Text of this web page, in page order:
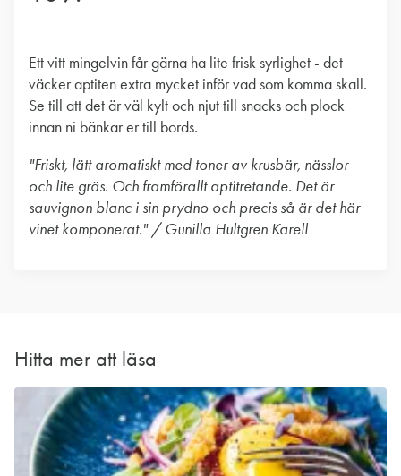
Ett vitt mingelvin får gärna ha lite frisk syrlighet - det
väcker aptiten extra mycket inför vad som komma skall.
Se till att det är väl kylt och njut till snacks och plock
innan ni bänkar er till bords.
"Friskt, lätt aromatiskt med toner av krusbär, nässlor
och lite gräs. Och framförallt aptitretande. Det är
sauvignon blanc i sin prydno och precis så är det här
vinet komponerat." / Gunilla Hultgren Karell
Hitta mer att läsa